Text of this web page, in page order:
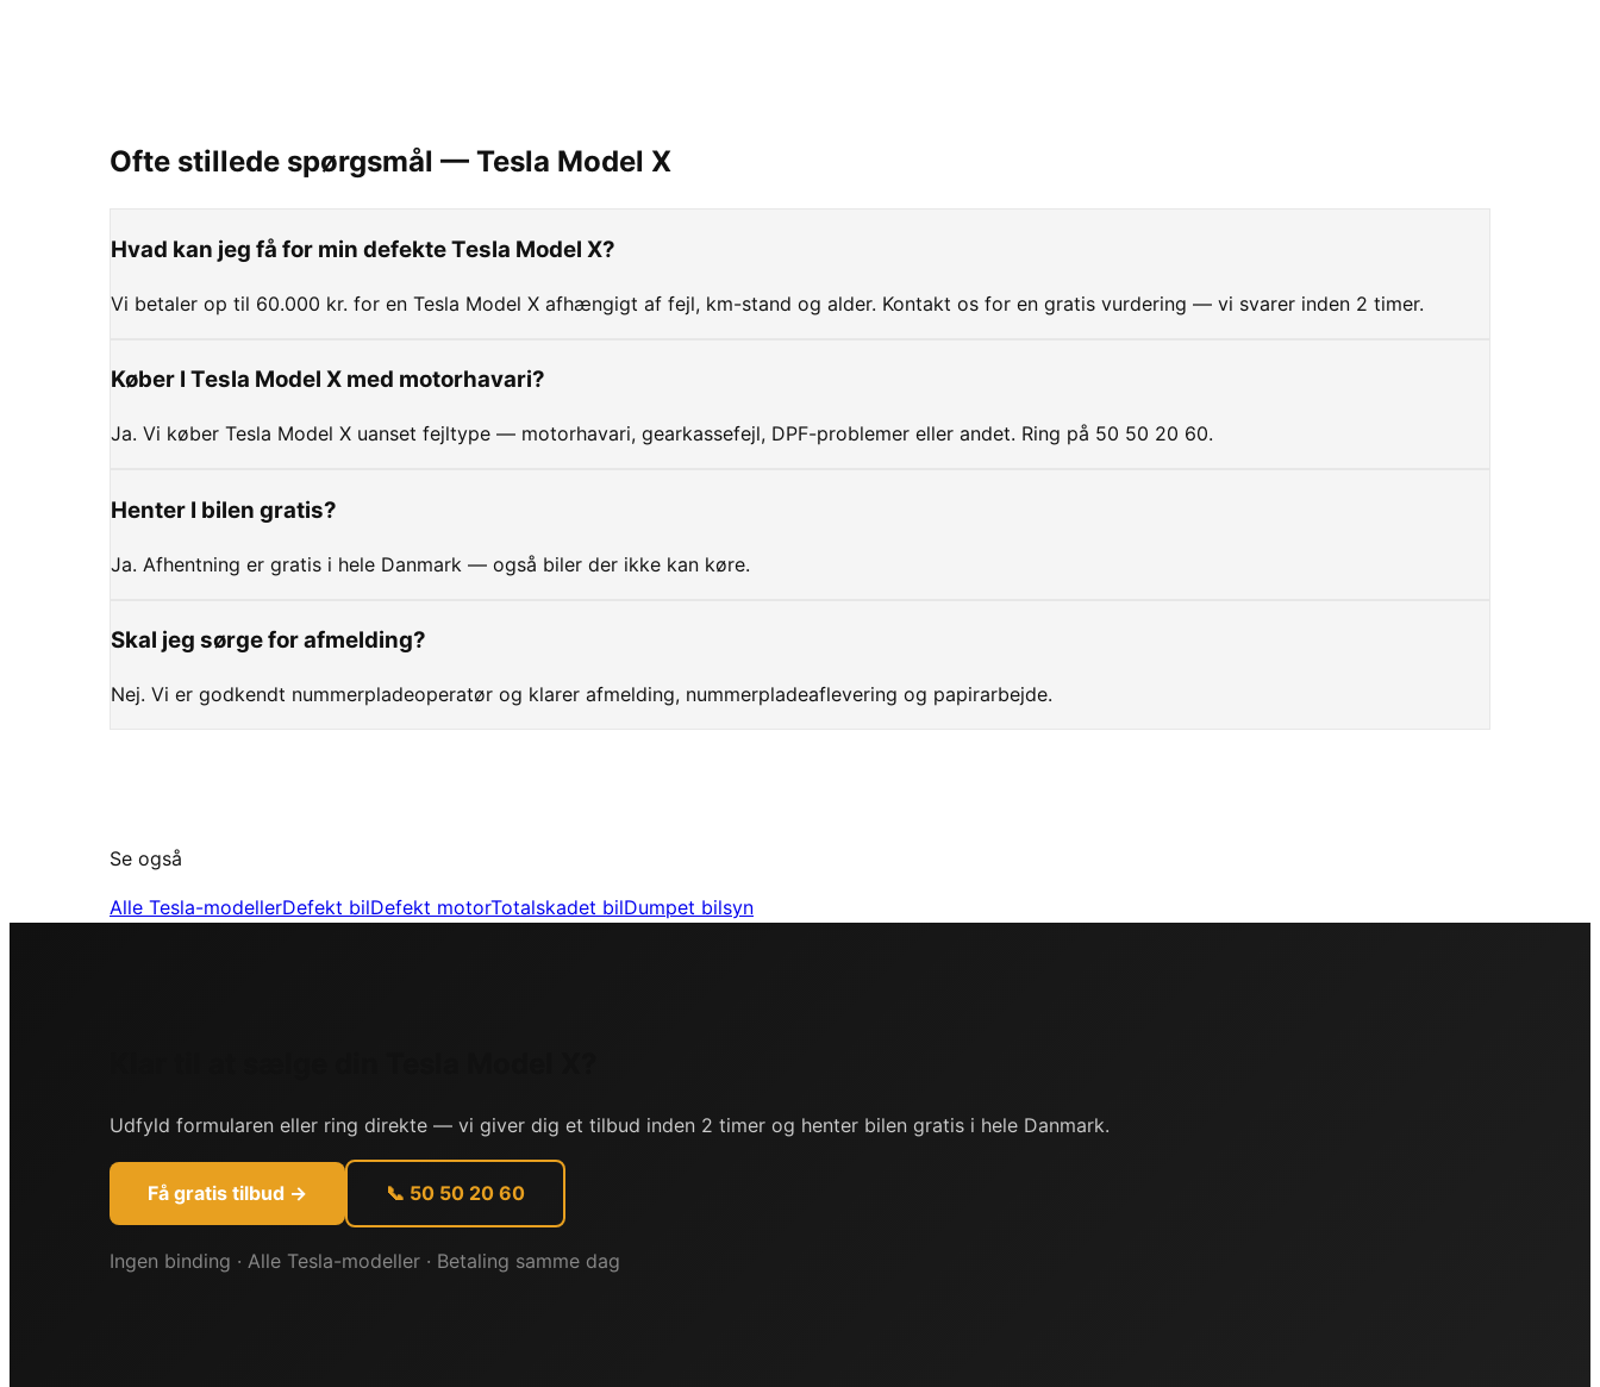
Ofte stillede spørgsmål — Tesla Model X
Hvad kan jeg få for min defekte Tesla Model X?
Vi betaler op til 60.000 kr. for en Tesla Model X afhængigt af fejl, km-stand og alder. Kontakt os for en gratis vurdering — vi svarer inden 2 timer.
Køber I Tesla Model X med motorhavari?
Ja. Vi køber Tesla Model X uanset fejltype — motorhavari, gearkassefejl, DPF-problemer eller andet. Ring på 50 50 20 60.
Henter I bilen gratis?
Ja. Afhentning er gratis i hele Danmark — også biler der ikke kan køre.
Skal jeg sørge for afmelding?
Nej. Vi er godkendt nummerpladeoperatør og klarer afmelding, nummerpladeaflevering og papirarbejde.
Se også
Alle Tesla-modellerDefekt bilDefekt motorTotalskadet bilDumpet bilsyn
Udfyld formularen eller ring direkte — vi giver dig et tilbud inden 2 timer og henter bilen gratis i hele Danmark.
Få gratis tilbud → 📞 50 50 20 60
Ingen binding · Alle Tesla-modeller · Betaling samme dag